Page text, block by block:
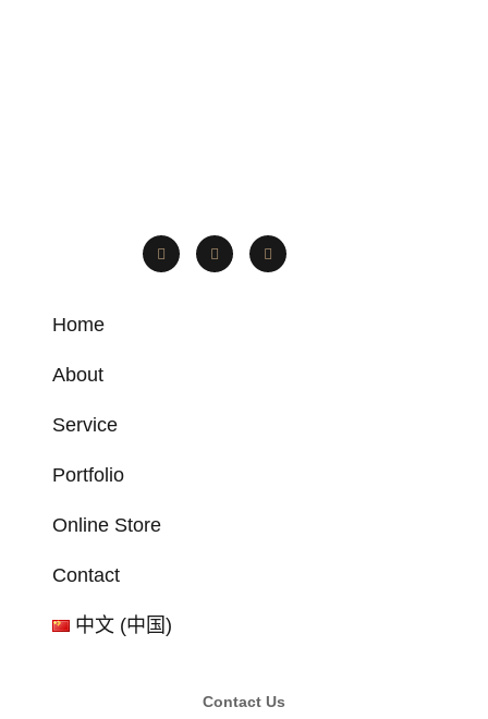
Home
About
Service
Portfolio
Online Store
Contact
中文 (中国)
Contact Us